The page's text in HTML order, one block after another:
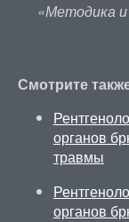
«Методика и
Смотрите
органов
травмы
органов